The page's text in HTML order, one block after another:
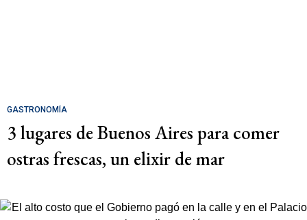
GASTRONOMÍA
3 lugares de Buenos Aires para comer
ostras frescas, un elixir de mar